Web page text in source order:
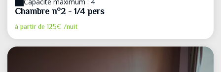
Chambre n°2 - 1/4 pers
à partir de 125€ /nuit